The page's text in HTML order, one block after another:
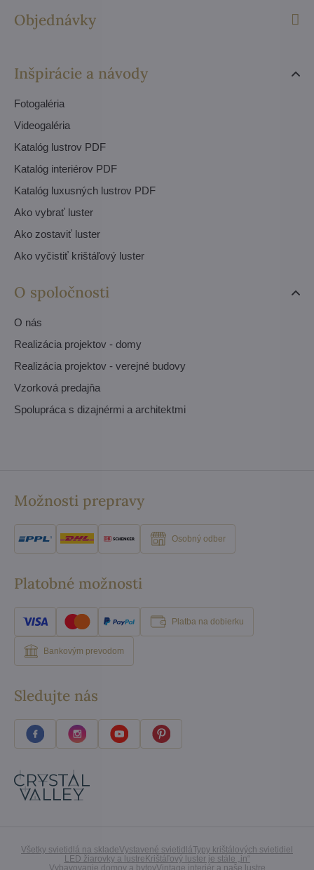
Objednávky
Inšpirácie a návody
Fotogaléria
Videogaléria
Katalóg lustrov PDF
Katalóg interiérov PDF
Katalóg luxusných lustrov PDF
Ako vybrať luster
Ako zostaviť luster
Ako vyčistiť krištáľový luster
O spoločnosti
O nás
Realizácia projektov - domy
Realizácia projektov - verejné budovy
Vzorková predajňa
Spolupráca s dizajnérmi a architektmi
Možnosti prepravy
Osobný odber
Platobné možnosti
Platba na dobierku
Bankovým prevodom
Sledujte nás
Všetky svietidlá na skladeVystavené svietidláTypy krištálových svietidiel
LED žiarovky a lustreKrištáľový luster je stále „in“
Vybavovanie domov a bytovVintage interiér a naše lustre